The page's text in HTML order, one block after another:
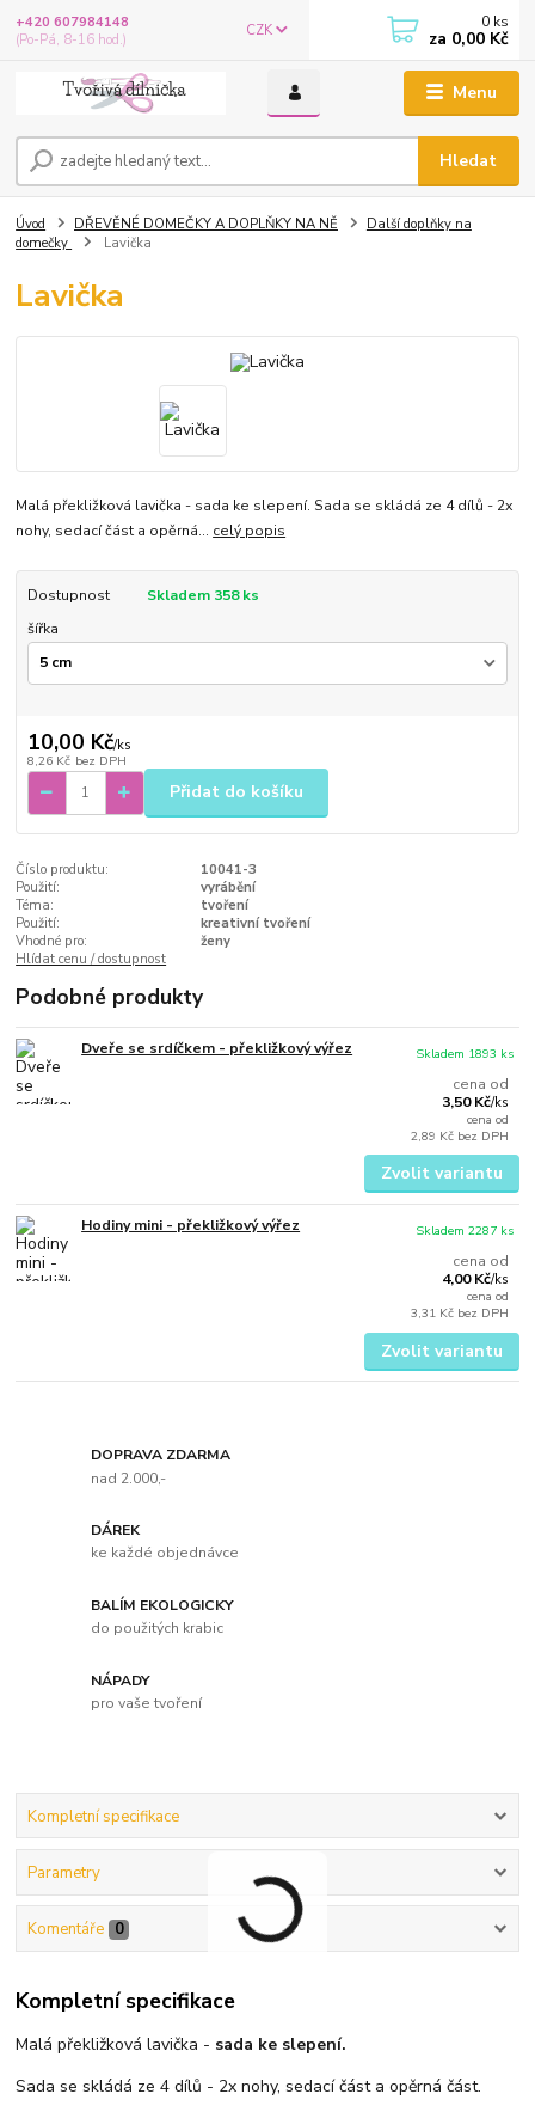
Menu
CZK
Hledat
+420 607984148
(Po-Pá, 8-16 hod.)
0 ks
za 0,00 Kč
Úvod DŘEVĚNÉ DOMEČKY A DOPLŇKY NA NĚ
Další doplňky na
domečky
Lavička
Lavička
Malá překližková lavička - sada ke slepení. Sada se skládá ze 4 dílů - 2x
nohy, sedací část a opěrná... celý popis
Dostupnost
Skladem 358 ks
šířka
10,00 Kč/ks
8,26 Kč bez DPH
Přidat do košíku
Číslo produktu:
10041-3
Použití:
vyrábění
Téma:
tvoření
Použití:
kreativní tvoření
Vhodné pro:
ženy
Hlídat cenu / dostupnost
Podobné produkty
Dveře se srdíčkem - překližkový výřez
cena od
3,50 Kč/ks
cena od
2,89 Kč bez DPH
Skladem 1893 ks
Zvolit variantu
Hodiny mini - překližkový výřez
cena od
4,00 Kč/ks
cena od
3,31 Kč bez DPH
Skladem 2287 ks
Zvolit variantu
DOPRAVA ZDARMA
nad 2.000,-
DÁREK
ke každé objednávce
BALÍM EKOLOGICKY
do použitých krabic
NÁPADY
pro vaše tvoření
Kompletní specifikace
Parametry
Komentáře 0
Kompletní specifikace
Malá překližková lavička - sada ke slepení.
Sada se skládá ze 4 dílů - 2x nohy, sedací část a opěrná část.